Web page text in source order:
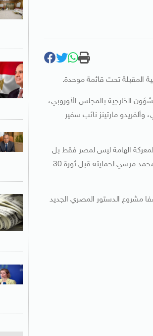
المقبلة تحت قائمة موحدة.
الخارجية بالمجلس الأوروبي،
مارتينز نائب سفير
الهامة ليس لمصر فقط بل
للعالم بأكمله، خاصة أن هناك 5 آلاف من العناصر المتطرفة دخلوا إلى سيناء في عهد الرئيس السابق محمد مرسي لحمايته قبل ثورة 30
مشروع الدستور المصري الجديد